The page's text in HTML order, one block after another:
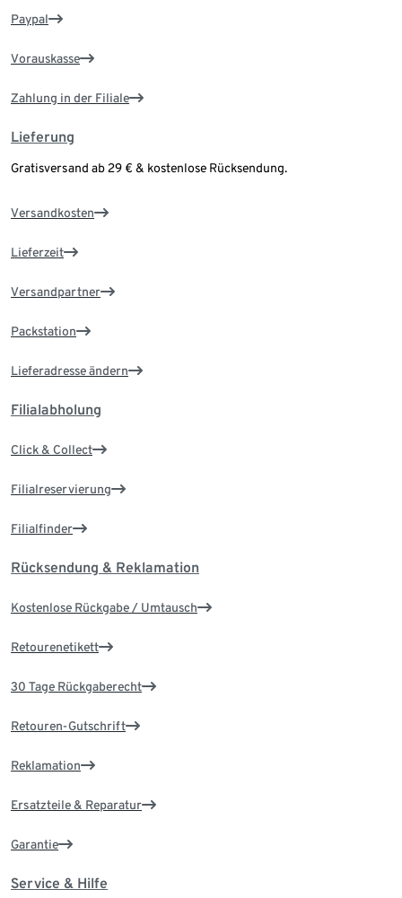
Paypal
Vorauskasse
Zahlung in der Filiale
Lieferung
Gratisversand ab 29 € & kostenlose Rücksendung.
Versandkosten
Lieferzeit
Versandpartner
Packstation
Lieferadresse ändern
Filialabholung
Click & Collect
Filialreservierung
Filialfinder
Rücksendung & Reklamation
Kostenlose Rückgabe / Umtausch
Retourenetikett
30 Tage Rückgaberecht
Retouren-Gutschrift
Reklamation
Ersatzteile & Reparatur
Garantie
Service & Hilfe